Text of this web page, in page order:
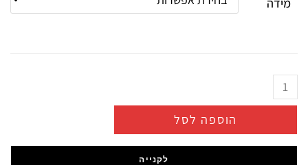
הוספה לסל
לקנייה